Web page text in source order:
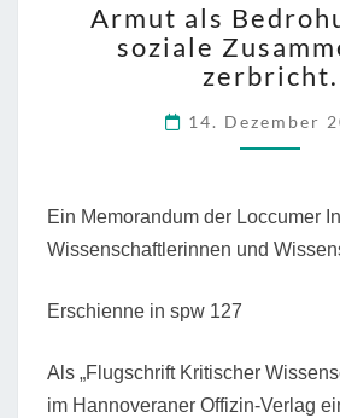
ALS
DER
Armut als
soziale
zerbricht.
14. Dezember
Ein Memorandum der Loccumer
Wissenschaftlerinnen und
Erschienne in spw 127
Als „Flugschrift Kritischer
im Hannoveraner Offizin-Verlag